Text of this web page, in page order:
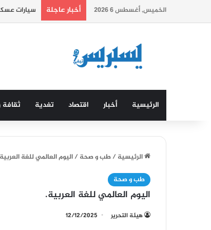
الخميس, أغسطس 6 2026 أخبار عاجلة سيارات
الرئيسية أخبار اقتصاد تغدية
الرئيسية/طب و صحة/اليوم العالمي للغة
طب و صحة
اليوم العالمي للغة العربية.
هيئة التحرير 12/12/2025